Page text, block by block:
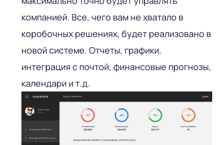
компанией. Все, чего вам не хватало в
коробочных решениях, будет реализовано в
новой системе. Отчеты, графики,
интеграция с почтой, финансовые прогнозы,
календари и т.д.